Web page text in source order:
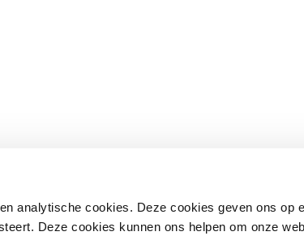
analytische cookies. Deze cookies geven ons op
Deze cookies kunnen ons helpen om onze
– Nationale bibliotheek
in
– Kwalificatiecentrum